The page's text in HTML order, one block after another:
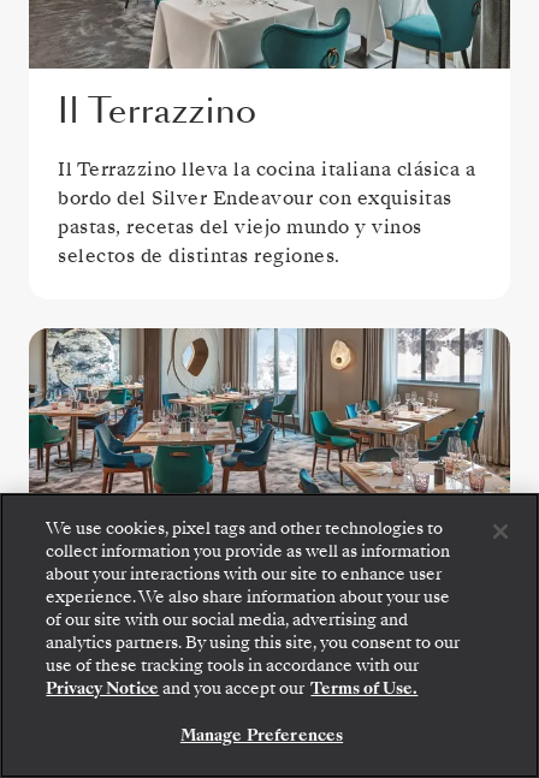
Il Terrazzino
Il Terrazzino lleva la cocina italiana clásica a
bordo del Silver Endeavour con exquisitas
pastas, recetas del viejo mundo y vinos
selectos de distintas regiones.
The Restaurant
Cada día en The Restaurant es un nuevo viaje
gastronómico, con deliciosos clásicos y
creaciones inspiradas en el destino que
reflejan los sabores y el espíritu de su viaje.
Suba a bordo: elija su suite y revise las tarifas y los
servicios incluidos antes de confirmar de forma
segura su viaje con Silversea.
RESERVE SU SUITE
We use cookies, pixel tags and other technologies to
collect information you provide as well as information
about your interactions with our site to enhance user
experience. We also share information about your use
of our site with our social media, advertising and
analytics partners. By using this site, you consent to our
use of these tracking tools in accordance with our
Privacy Notice and you accept our Terms of Use.
Manage Preferences